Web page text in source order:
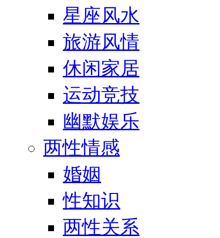
星座风水
旅游风情
休闲家居
运动竞技
幽默娱乐
两性情感
婚姻
性知识
两性关系